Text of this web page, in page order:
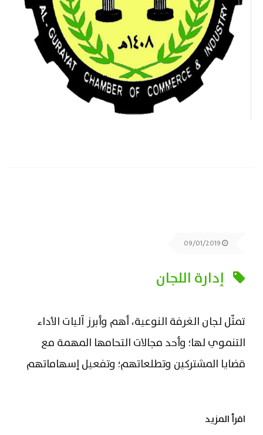
إدارة اللجان
​تمثّل لجان الغرفة النوعية، أهم وأبرز آليات الأداء
التنموي لها؛ وأحد مجالات التحامها المهمة مع
قضايا المشتركين وتطلعاتهم؛ وتفعيل إسهاماتهم
بالأعمال الأساسية للغرفة؛ وتعد كيانات حية تضم نخبًا
اقرأ المزيد